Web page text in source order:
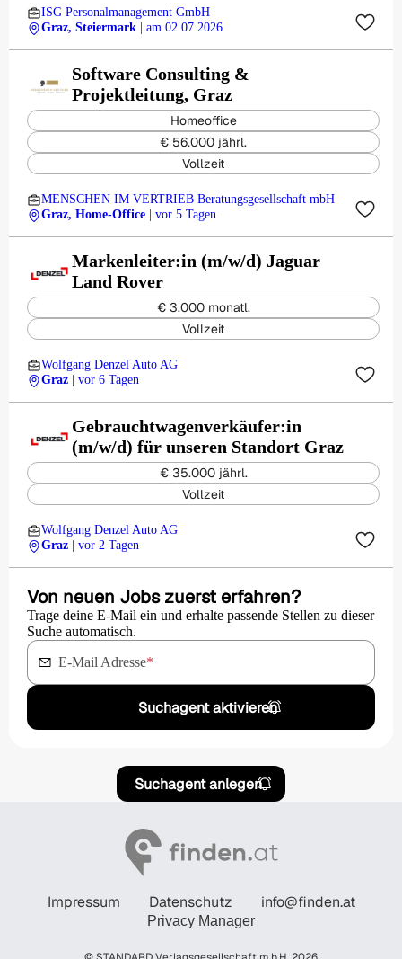
ISG Personalmanagement GmbH
Graz, Steiermark
| am 02.07.2026
Software Consulting &
Projektleitung, Graz
Homeoffice
€ 56.000 jährl.
Vollzeit
MENSCHEN IM VERTRIEB Beratungsgesellschaft mbH
Graz, Home-Office
| vor 5 Tagen
Markenleiter:in (m/w/d) Jaguar
Land Rover
€ 3.000 monatl.
Vollzeit
Wolfgang Denzel Auto AG
Graz
| vor 6 Tagen
Gebrauchtwagenverkäufer:in
(m/w/d) für unseren Standort Graz
€ 35.000 jährl.
Vollzeit
Wolfgang Denzel Auto AG
Graz
| vor 2 Tagen
Von neuen Jobs zuerst erfahren?
Trage deine E-Mail ein und erhalte passende Stellen zu dieser
Suche automatisch.
E-Mail Adresse*
Suchagent aktivieren
Suchagent anlegen
Impressum Datenschutz info@finden.at
Privacy Manager